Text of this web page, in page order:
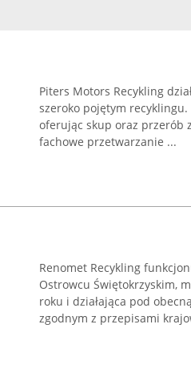
Piters Motors Recykling
szeroko pojętym recyklingu.
oferując skup oraz przerób
fachowe przetwarzanie ...
Renomet Recykling
Ostrowcu Świętokrzyskim,
roku i działająca pod
zgodnym z przepisami